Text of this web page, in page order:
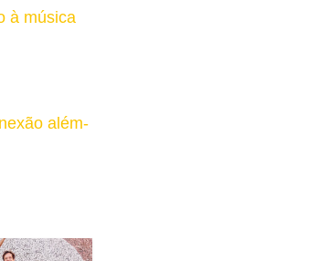
à música
além-